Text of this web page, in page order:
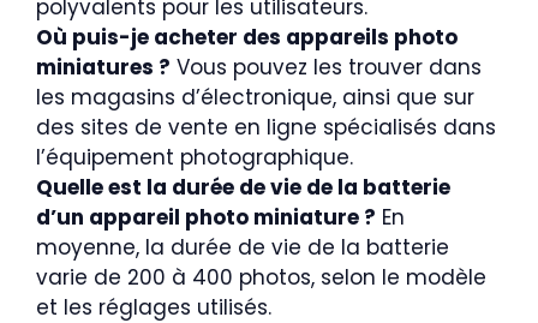
polyvalents pour les utilisateurs.
Où puis-je acheter des appareils photo
miniatures ? Vous pouvez les trouver dans
les magasins d’électronique, ainsi que sur
des sites de vente en ligne spécialisés dans
l’équipement photographique.
Quelle est la durée de vie de la batterie
d’un appareil photo miniature ? En
moyenne, la durée de vie de la batterie
varie de 200 à 400 photos, selon le modèle
et les réglages utilisés.